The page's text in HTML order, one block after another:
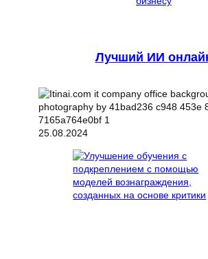
Лучший ИИ
25.08.2024